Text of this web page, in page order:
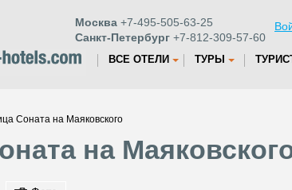
Москва +7-495-505-63-25
Санкт-Петербург +7-812-309-57-60
ВСЕ ОТЕЛИ ТУРЫ
Соната на Маяковского
на